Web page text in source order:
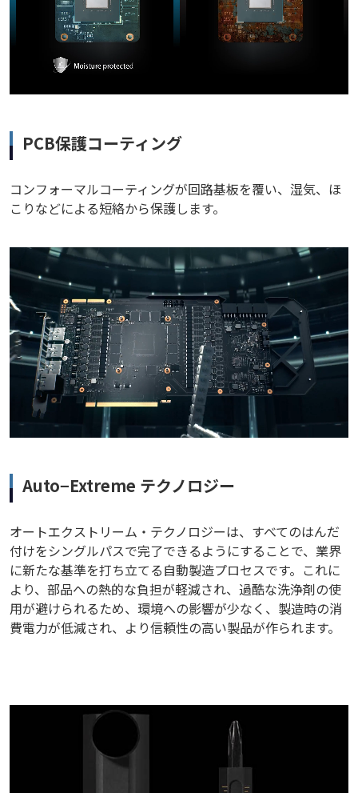
PCB保護コーティング
コンフォーマルコーティングが回路基板を覆い、湿気、ほ
こりなどによる短絡から保護します。
Auto−Extreme テクノロジー
オートエクストリーム・テクノロジーは、すべてのはんだ
付けをシングルパスで完了できるようにすることで、業界
に新たな基準を打ち立てる自動製造プロセスです。これに
より、部品への熱的な負担が軽減され、過酷な洗浄剤の使
用が避けられるため、環境への影響が少なく、製造時の消
費電力が低減され、より信頼性の高い製品が作られます。